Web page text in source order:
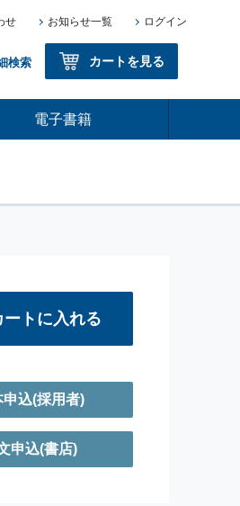
せ お知らせ一覧 ログイン
検索 カートを見る
電子書籍
ートに入れる
申込(採用者)
申込(書店)